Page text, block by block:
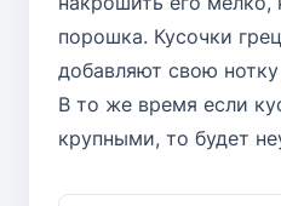
порошка. Кусочки
добавляют свою
В то же время если
крупными, то будет